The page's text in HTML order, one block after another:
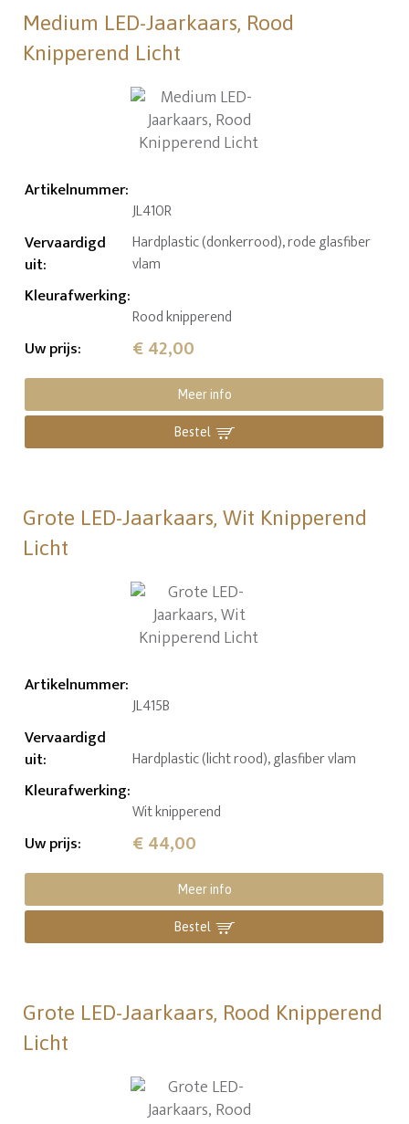
Medium LED-Jaarkaars, Rood
Knipperend Licht
Artikelnummer:
JL410R
Vervaardigd
uit:
Hardplastic (donkerrood), rode glasfiber
vlam
Kleurafwerking:
Rood knipperend
Uw prijs: € 42,00
Meer info
Bestel
Grote LED-Jaarkaars, Wit Knipperend
Licht
Artikelnummer:
JL415B
Vervaardigd
uit: Hardplastic (licht rood), glasfiber vlam
Kleurafwerking:
Wit knipperend
Uw prijs: € 44,00
Meer info
Bestel
Grote LED-Jaarkaars, Rood Knipperend
Licht